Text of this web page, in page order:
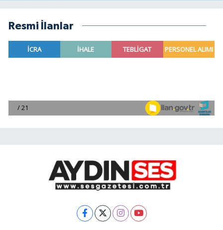
Resmi İlanlar